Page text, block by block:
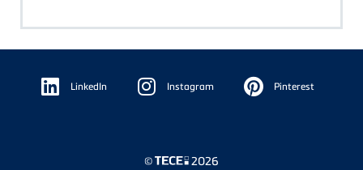
Floating
Sidebar LinkedIn Instagram Pinterest
© 2026